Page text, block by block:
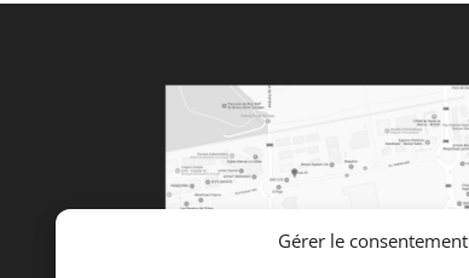
Gérer le consentement